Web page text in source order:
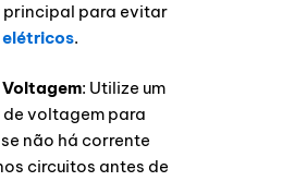
principal para evitar
elétricos.
Voltagem: Utilize um
voltagem para
não há corrente
circuitos antes de